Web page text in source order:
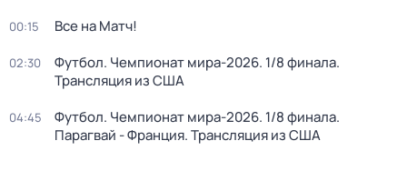
00:15 Все на Матч!
02:30
Футбол. Чемпионат мира-2026. 1/8 финала.
Трансляция из США
04:45
Футбол. Чемпионат мира-2026. 1/8 финала.
Парагвай - Франция. Трансляция из США